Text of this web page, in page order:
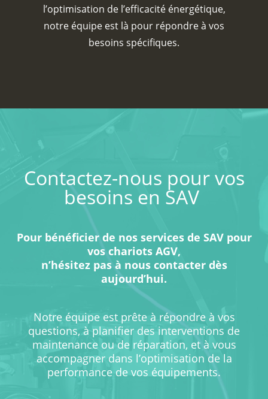
l’optimisation de l’efficacité énergétique,
notre équipe est là pour répondre à vos
besoins spécifiques.
Contactez-nous pour vos
besoins en SAV
Pour bénéficier de nos services de SAV pour
vos chariots AGV,
n’hésitez pas à nous contacter dès
aujourd’hui.
Notre équipe est prête à répondre à vos
questions, à planifier des interventions de
maintenance ou de réparation, et à vous
accompagner dans l’optimisation de la
performance de vos équipements.